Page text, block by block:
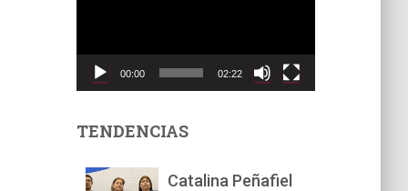
t
00:00 02:22
TENDENCIAS
Catalina Peñafiel